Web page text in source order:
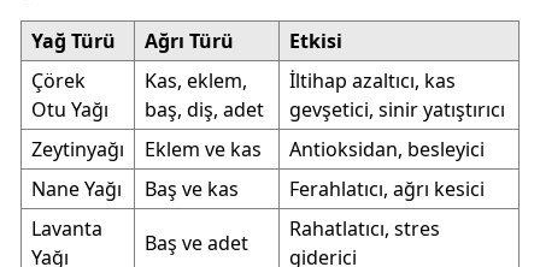
Yağ Türü Ağrı Türü
Etkisi
Çörek
Otu Yağı
Kas, eklem,
baş, diş, adet
İltihap azaltıcı, kas
gevşetici, sinir yatıştırıcı
Zeytinyağı
Eklem ve kas
Antioksidan, besleyici
Nane Yağı
Baş ve kas
Ferahlatıcı, ağrı kesici
Lavanta
Yağı
Baş ve adet
Rahatlatıcı, stres
giderici